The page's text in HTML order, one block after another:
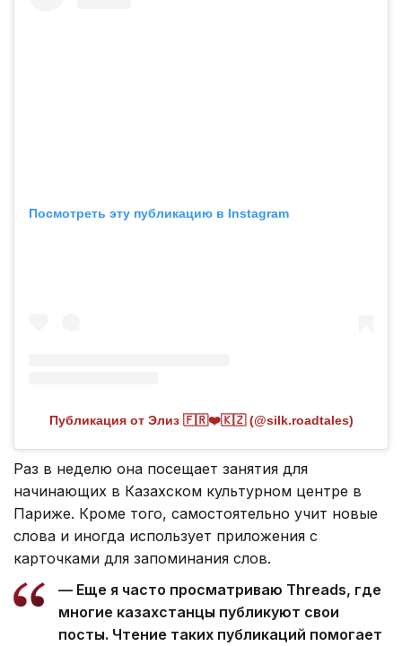
Посмотреть эту публикацию в Instagram
Публикация от Элиз 🇫🇷❤️🇰🇿 (@silk.roadtales)
Раз в неделю она посещает занятия для
начинающих в Казахском культурном центре в
Париже. Кроме того, самостоятельно учит новые
слова и иногда использует приложения с
карточками для запоминания слов.
— Еще я часто просматриваю Threads, где
многие казахстанцы публикуют свои
посты. Чтение таких публикаций помогает